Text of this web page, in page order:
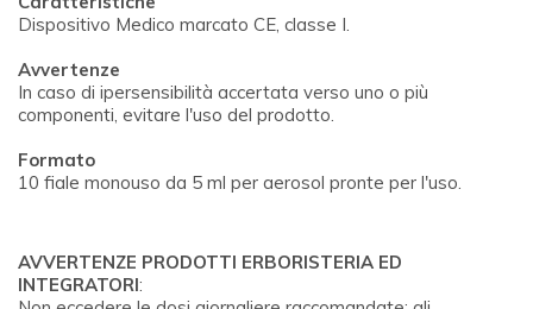
Dispositivo Medico marcato CE, classe I.
Avvertenze
In caso di ipersensibilità accertata verso uno o più
componenti, evitare l'uso del prodotto.
Formato
10 fiale monouso da 5 ml per aerosol pronte per l'uso.
AVVERTENZE PRODOTTI ERBORISTERIA ED
INTEGRATORI: